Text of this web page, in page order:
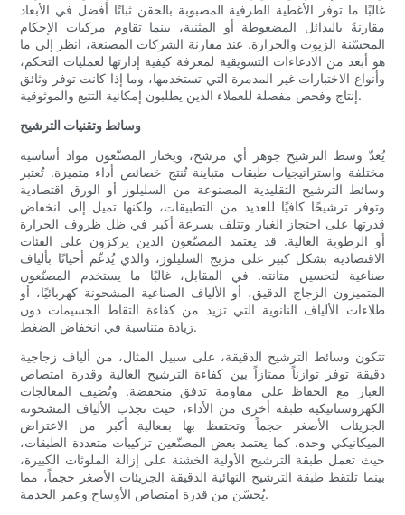
غالبًا ما توفر الأغطية الطرفية المصبوبة بالحقن ثباتًا أفضل في الأبعاد
مقارنةً بالبدائل المضغوطة أو المثنية، بينما تقاوم مركبات الإحكام
المحسّنة الزيوت والحرارة. عند مقارنة الشركات المصنعة، انظر إلى ما
هو أبعد من الادعاءات التسويقية لمعرفة كيفية إدارتها لعمليات التحكم،
وأنواع الاختبارات غير المدمرة التي تستخدمها، وما إذا كانت توفر وثائق
إنتاج وفحص مفصلة للعملاء الذين يطلبون إمكانية التتبع والموثوقية.
وسائط وتقنيات الترشيح
يُعدّ وسط الترشيح جوهر أي مرشح، ويختار المصنّعون مواد أساسية
مختلفة واستراتيجيات طبقات متباينة تُنتج خصائص أداء متميزة. تُعتبر
وسائط الترشيح التقليدية المصنوعة من السليلوز أو الورق اقتصادية
وتوفر ترشيحًا كافيًا للعديد من التطبيقات، ولكنها تميل إلى انخفاض
قدرتها على احتجاز الغبار وتتلف بسرعة أكبر في ظل ظروف الحرارة
أو الرطوبة العالية. قد يعتمد المصنّعون الذين يركزون على الفئات
الاقتصادية بشكل كبير على مزيج السليلوز، والذي يُدعّم أحيانًا بألياف
صناعية لتحسين متانته. في المقابل، غالبًا ما يستخدم المصنّعون
المتميزون الزجاج الدقيق، أو الألياف الصناعية المشحونة كهربائيًا، أو
طلاءات الألياف النانوية التي تزيد من كفاءة التقاط الجسيمات دون
زيادة متناسبة في انخفاض الضغط.
تتكون وسائط الترشيح الدقيقة، على سبيل المثال، من ألياف زجاجية
دقيقة توفر توازناً ممتازاً بين كفاءة الترشيح العالية وقدرة امتصاص
الغبار مع الحفاظ على مقاومة تدفق منخفضة. وتُضيف المعالجات
الكهروستاتيكية طبقة أخرى من الأداء، حيث تجذب الألياف المشحونة
الجزيئات الأصغر حجماً وتحتفظ بها بفعالية أكبر من الاعتراض
الميكانيكي وحده. كما يعتمد بعض المصنّعين تركيبات متعددة الطبقات،
حيث تعمل طبقة الترشيح الأولية الخشنة على إزالة الملوثات الكبيرة،
بينما تلتقط طبقة الترشيح النهائية الدقيقة الجزيئات الأصغر حجماً، مما
يُحسّن من قدرة امتصاص الأوساخ وعمر الخدمة.